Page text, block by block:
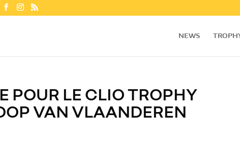
NEWS
POUR LE CLIO TROPHY
VAN VLAANDEREN